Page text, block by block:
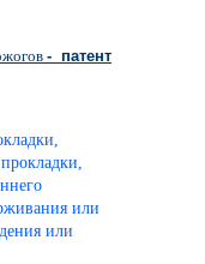
- патент
или
или